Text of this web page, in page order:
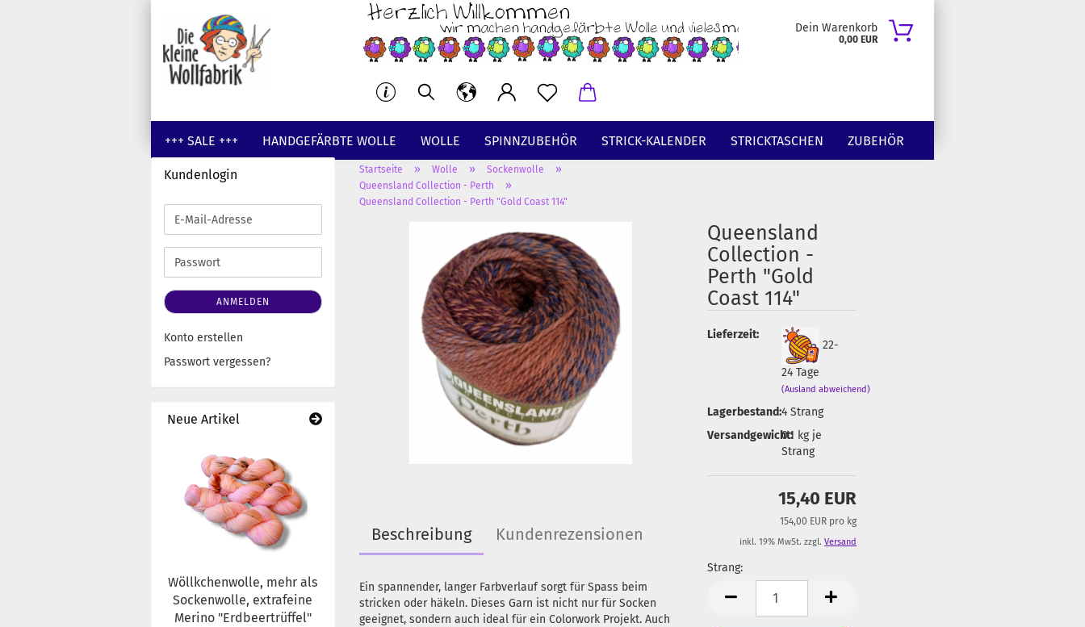
Dein Warenkorb
0,00 EUR
+++ SALE +++ HANDGEFÄRBTE WOLLE WOLLE SPINNZUBEHÖR STRICK-KALENDER STRICKTASCHEN ZUBEHÖR
GUTSCHEINE WOLLE UNGEFÄRBT
Startseite » Wolle » Sockenwolle »
Queensland Collection - Perth »
Queensland Collection - Perth "Gold Coast 114"
Queensland
Collection -
Perth "Gold
Coast 114"
Lieferzeit:
22-
24 Tage
(Ausland abweichend)
Lagerbestand:4 Strang
Versandgewicht:
0.1 kg je
Strang
15,40 EUR
154,00 EUR pro kg
inkl. 19% MwSt. zzgl.Versand
Strang:
Strang
Beschreibung Kundenrezensionen
Ein spannender, langer Farbverlauf sorgt für Spass beim
stricken oder häkeln. Dieses Garn ist nicht nur für Socken
geeignet, sondern auch ideal für ein Colorwork Projekt. Auch
Kundenlogin
E-
Mail-
Adresse
Passwort
ANMELDEN
Konto erstellen
Passwort vergessen?
Neue Artikel
Wöllkchenwolle, mehr als
Sockenwolle, extrafeine
Merino "Erdbeertrüffel"